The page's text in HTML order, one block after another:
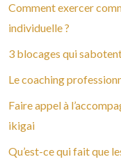
Comment exercer
individuelle ?
3 blocages qui
Le coaching
Faire appel à
ikigai
Qu’est-ce qui fait que